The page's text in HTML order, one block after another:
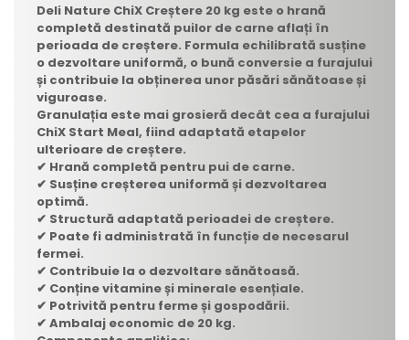
Deli Nature ChiX Creștere 20 kg este o hrană
completă destinată puilor de carne aflați în
perioada de creștere. Formula echilibrată susține
o dezvoltare uniformă, o bună conversie a furajului
și contribuie la obținerea unor păsări sănătoase și
viguroase.
Granulația este mai grosieră decât cea a furajului
ChiX Start Meal, fiind adaptată etapelor
ulterioare de creștere.
✔ Hrană completă pentru pui de carne.
✔ Susține creșterea uniformă și dezvoltarea
optimă.
✔ Structură adaptată perioadei de creștere.
✔ Poate fi administrată în funcție de necesarul
fermei.
✔ Contribuie la o dezvoltare sănătoasă.
✔ Conține vitamine și minerale esențiale.
✔ Potrivită pentru ferme și gospodării.
✔ Ambalaj economic de 20 kg.